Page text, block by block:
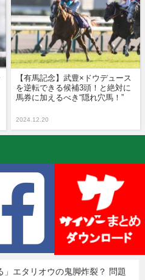
【有馬記念】武豊×ドウデュース
を逆転できる候補3頭！と絶対に
馬券に加えるべき“隠れ穴馬！”
2024.12.20
エタリオウの鬼脚炸裂？ 問題